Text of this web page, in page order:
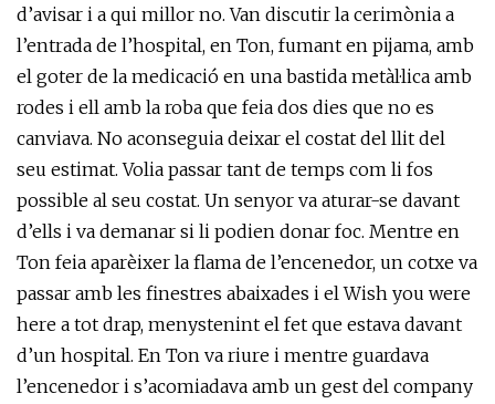
d’avisar i a qui millor no. Van discutir la cerimònia a
l’entrada de l’hospital, en Ton, fumant en pijama, amb
el goter de la medicació en una bastida metàl·lica amb
rodes i ell amb la roba que feia dos dies que no es
canviava. No aconseguia deixar el costat del llit del
seu estimat. Volia passar tant de temps com li fos
possible al seu costat. Un senyor va aturar-se davant
d’ells i va demanar si li podien donar foc. Mentre en
Ton feia aparèixer la flama de l’encenedor, un cotxe va
passar amb les finestres abaixades i el Wish you were
here a tot drap, menystenint el fet que estava davant
d’un hospital. En Ton va riure i mentre guardava
l’encenedor i s’acomiadava amb un gest del company